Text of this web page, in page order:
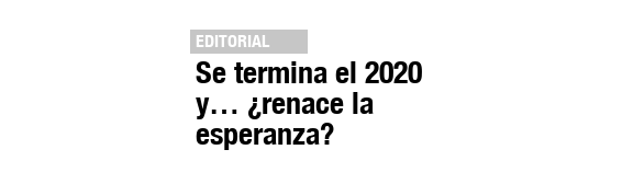
EDITORIAL
Se termina el 2020
y… ¿renace la
esperanza?